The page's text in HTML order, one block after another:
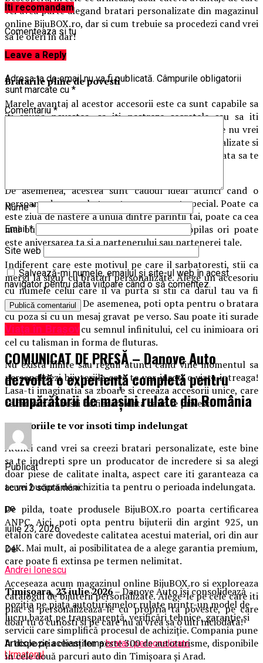
vei avea parte alegand bratari personalizate din magazinul
online BijuBOX.ro, dar si cum trebuie sa procedezi cand vrei
sa le oferi in dar!
Bratarile pline de povesti
Marele avantaj al acestor accesorii este ca sunt capabile sa
iti spuna povestea, sa iti pastreze secretele sau sa iti
reaminteasca pentru totdeauna de aspecte pe care nu vrei
sa le uiti. Inspira-te din modelele de bratari personalizate si
creeaza o bijuterie de care nu iti vei mai dori niciodata sa te
De asemenea, acestea sunt cadoul ideal atunci cand o
persoana draga sarbatoreste un moment special. Poate ca
este ziua de nastere a unuia dintre parintii tai, poate ca cea
mai buna prietena tocmai a nascut un copilas ori poate
este aniversarea ta si a partenerului sau partenerei tale.
Indiferent care este motivul pe care il sarbatoresti, stii ca
mergi la sigur cu bratari personalizate. Alege un accesoriu
cu numele celui care il va purta si stii ca darul tau va fi
primit cu bucurie. De asemenea, poti opta pentru o bratara
cu poza si cu un mesaj gravat pe verso. Sau poate iti surade
mai tare modelul cu semnul infinitului, cel cu inimioara ori
cel cu talisman in forma de fluturas.
Nu exista limite sau reguli atunci cand vine momentul sa
personalizezi bijuteriile care te vor insoti o viata intreaga!
Lasa-ti imaginatia sa zboare si creeaza accesorii unice, care
te fac sa zambesti de fiecare data cand le privesti.
Accesoriile te vor insoti timp indelungat
Atunci cand vrei sa creezi bratari personalizate, este bine
sa te indrepti spre un producator de incredere si sa alegi
doar piese de calitate inalta, aspect care iti garanteaza ca
te vei bucura de achizitia ta pentru o perioada indelungata.
De pilda, toate produsele BijuBOX.ro poarta certificarea
ANPC. Aici, poti opta pentru bijuterii din argint 925, un
etalon care dovedeste calitatea acestui material, ori din aur
24K. Mai mult, ai posibilitatea de a alege garantia premium,
care poate fi extinsa pe termen nelimitat.
Acceseaza acum magazinul online BijuBOX.ro si exploreaza
catalogul de bijuterii personalizate. Alege-le pe cele care iti
plac si personalizeaza-le cu propria ta poveste, pe care
doar tu o cunosti si pe care nu ai vrea sa o uiti niciodata!
Articole pe aceiasi tema:bratari personalizate
Urmatorul
Iti recomandam
Comenteaza si tu
Leave a Reply
Adresa ta de email nu va fi publicată. Câmpurile obligatorii
sunt marcate cu *
Comentariu*
Nume*
Email*
Site web
Salvează-mi numele, emailul și site-ul web în acest
navigator pentru data viitoare când o să comentez.
Viața în Brașov
COMUNICAT DE PRESĂ – Danove Auto
dezvoltă o experiență completă pentru
cumpărătorii de mașini rulate din România
Publicat
acum 2 săptămâni
pe
iulie 23, 2026
De
Andrei Ionescu
Timișoara, 23 iulie 2026– Danove Auto își consolidează
poziția pe piața autoturismelor rulate printr-un model de
lucru bazat pe transparență, verificări tehnice, garanție și
servicii care simplifică procesul de achiziție. Compania pune
la dispoziția clienților peste 300 de autoturisme, disponibile
în cele două parcuri auto din Timișoara și Arad.